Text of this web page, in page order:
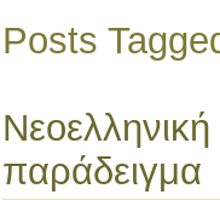
Posts
παράδειγμα